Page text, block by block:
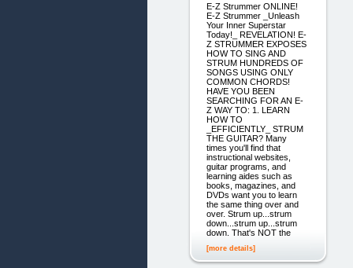
E-Z Strummer ONLINE!
E-Z Strummer _Unleash
Your Inner Superstar
Today!_ REVELATION! E-
Z STRUMMER EXPOSES
HOW TO SING AND
STRUM HUNDREDS OF
SONGS USING ONLY
COMMON CHORDS!
HAVE YOU BEEN
SEARCHING FOR AN E-
Z WAY TO: 1. LEARN
HOW TO
_EFFICIENTLY_ STRUM
THE GUITAR? Many
times you'll find that
instructional websites,
guitar programs, and
learning aides such as
books, magazines, and
DVDs want you to learn
the same thing over and
over. Strum up...strum
down...strum up...strum
down. That's NOT the
[more details]